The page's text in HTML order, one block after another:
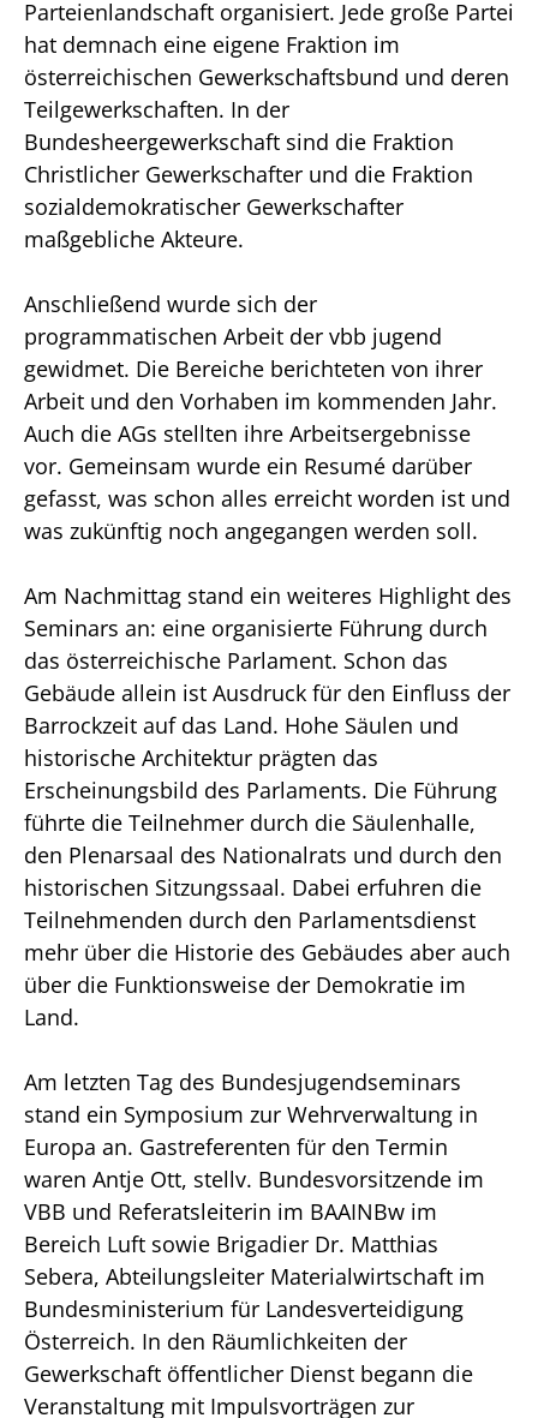
Parteienlandschaft organisiert. Jede große Partei
hat demnach eine eigene Fraktion im
österreichischen Gewerkschaftsbund und deren
Teilgewerkschaften. In der
Bundesheergewerkschaft sind die Fraktion
Christlicher Gewerkschafter und die Fraktion
sozialdemokratischer Gewerkschafter
maßgebliche Akteure.
Anschließend wurde sich der
programmatischen Arbeit der vbb jugend
gewidmet. Die Bereiche berichteten von ihrer
Arbeit und den Vorhaben im kommenden Jahr.
Auch die AGs stellten ihre Arbeitsergebnisse
vor. Gemeinsam wurde ein Resumé darüber
gefasst, was schon alles erreicht worden ist und
was zukünftig noch angegangen werden soll.
Am Nachmittag stand ein weiteres Highlight des
Seminars an: eine organisierte Führung durch
das österreichische Parlament. Schon das
Gebäude allein ist Ausdruck für den Einfluss der
Barrockzeit auf das Land. Hohe Säulen und
historische Architektur prägten das
Erscheinungsbild des Parlaments. Die Führung
führte die Teilnehmer durch die Säulenhalle,
den Plenarsaal des Nationalrats und durch den
historischen Sitzungssaal. Dabei erfuhren die
Teilnehmenden durch den Parlamentsdienst
mehr über die Historie des Gebäudes aber auch
über die Funktionsweise der Demokratie im
Land.
Am letzten Tag des Bundesjugendseminars
stand ein Symposium zur Wehrverwaltung in
Europa an. Gastreferenten für den Termin
waren Antje Ott, stellv. Bundesvorsitzende im
VBB und Referatsleiterin im BAAINBw im
Bereich Luft sowie Brigadier Dr. Matthias
Sebera, Abteilungsleiter Materialwirtschaft im
Bundesministerium für Landesverteidigung
Österreich. In den Räumlichkeiten der
Gewerkschaft öffentlicher Dienst begann die
Veranstaltung mit Impulsvorträgen zur